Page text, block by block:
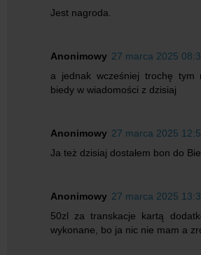
Jest nagroda.
Anonimowy 27 marca 2025
a jednak wcześniej trochę
biedy w wiadomości z dzisiaj
Anonimowy 27 marca 2025
Ja też dzisiaj dostałem bon do
Anonimowy 27 marca 2025
50zl za transkacje kartą
wykonane, bo ja nic nie mam a